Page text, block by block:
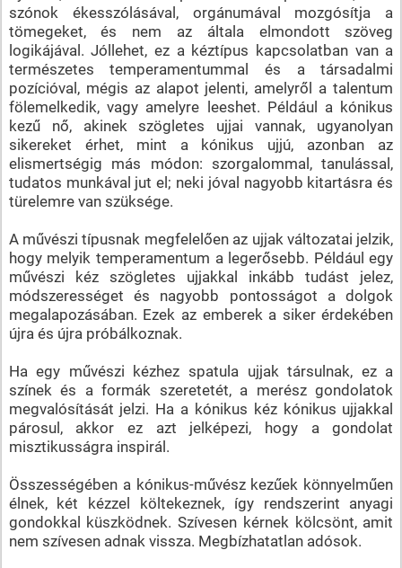
szónok ékesszólásával, orgánumával mozgósítja a
tömegeket, és nem az általa elmondott szöveg
logikájával. Jóllehet, ez a kéztípus kapcsolatban van a
természetes temperamentummal és a társadalmi
pozícióval, mégis az alapot jelenti, amelyről a talentum
fölemelkedik, vagy amelyre leeshet. Például a kónikus
kezű nő, akinek szögletes ujjai vannak, ugyanolyan
sikereket érhet, mint a kónikus ujjú, azonban az
elismertségig más módon: szorgalommal, tanulással,
tudatos munkával jut el; neki jóval nagyobb kitartásra és
türelemre van szüksége.
A művészi típusnak megfelelően az ujjak változatai jelzik,
hogy melyik temperamentum a legerősebb. Például egy
művészi kéz szögletes ujjakkal inkább tudást jelez,
módszerességet és nagyobb pontosságot a dolgok
megalapozásában. Ezek az emberek a siker érdekében
újra és újra próbálkoznak.
Ha egy művészi kézhez spatula ujjak társulnak, ez a
színek és a formák szeretetét, a merész gondolatok
megvalósítását jelzi. Ha a kónikus kéz kónikus ujjakkal
párosul, akkor ez azt jelképezi, hogy a gondolat
misztikusságra inspirál.
Összességében a kónikus-művész kezűek könnyelműen
élnek, két kézzel költekeznek, így rendszerint anyagi
gondokkal küszködnek. Szívesen kérnek kölcsönt, amit
nem szívesen adnak vissza. Megbízhatatlan adósok.